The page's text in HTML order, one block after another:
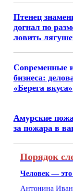
Птенец
догнал по
ловить
Современные
бизнеса:
«Берега вкуса»
Амурские
за пожара в
Порядок
Человек — это
Антонина